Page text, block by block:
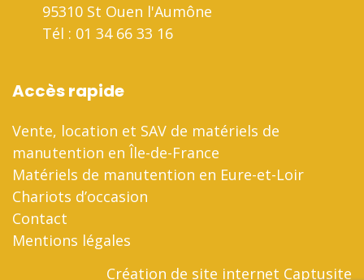
95310 St Ouen l'Aumône
Tél : 01 34 66 33 16
Accès rapide
Vente, location et SAV de matériels de
manutention en Île-de-France
Matériels de manutention en Eure-et-Loir
Chariots d’occasion
Contact
Mentions légales
Création de site internet Captusite